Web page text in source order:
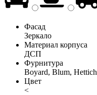
Фасад
Зеркало
Материал корпуса
ДСП
Фурнитура
Boyard, Blum, Hettich
Цвет
<